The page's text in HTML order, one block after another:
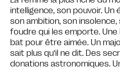
intelligence, son pouvoir. Un
son ambition, son insolence,
foudre qui les emporte.
bat pour être aimée. Un
sait plus qu’il ne dit. Des
donations astronomiques.